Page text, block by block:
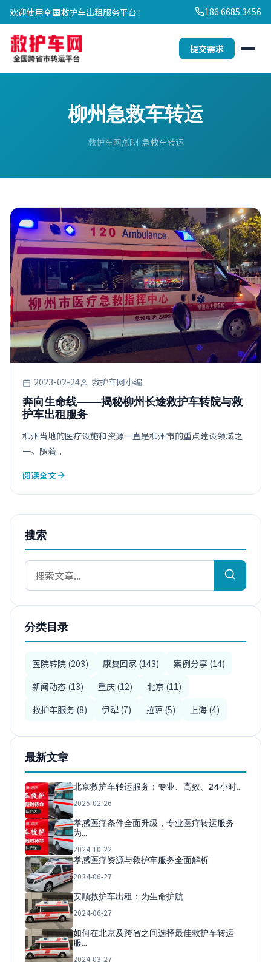
欢迎使用全国救护车出租服务平台！ 186 6685 3456
提交需求
柳州急救车转运
救护车网 柳州急救车转运
2023-02-24 救护车网小编
奔向生命线——揭秘柳州长途救护车转院与救
护车出租服务
柳州当地的医疗设施和资源一直是柳州市的重点建设领域之
一。随着...
阅读全文
搜索
分类目录
医院转院 (203) 康复回家 (143)
案例分享 (14)
新闻动态 (13)
重庆 (12)
北京 (11)
救护车服务 (8)
伊犁 (7) 拉萨 (5) 上海 (4)
最新文章
北京救护车转运服务：专业、高效、24小时…
2025-02-26
孝感医疗条件全面升级，专业医疗转运服务
为…
2024-10-22
孝感医疗资源与救护车服务全面解析
2024-06-27
安顺救护车出租：为生命护航
2024-06-27
如何在北京及跨省之间选择最佳救护车转运
服…
2024-03-27